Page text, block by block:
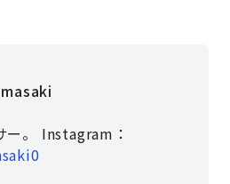
ー。 Instagram：